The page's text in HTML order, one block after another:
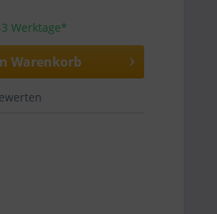
Werktage*
Warenkorb